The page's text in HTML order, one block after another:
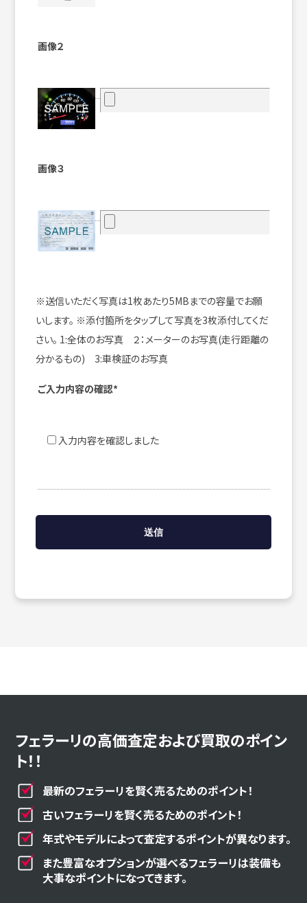
画像２
画像３
※送信いただく写真は1枚あたり5MBまでの容量でお願
いします。 ※添付箇所をタップして写真を3枚添付してくだ
さい。 1:全体のお写真 ２：メーターのお写真(走行距離の
分かるもの) 3:車検証のお写真
ご入力内容の確認*
入力内容を確認しました
フェラーリの高価査定および買取のポイン
ト！！
最新のフェラーリを賢く売るためのポイント！
古いフェラーリを賢く売るためのポイント！
年式やモデルによって査定するポイントが異なります。
また豊富なオプションが選べるフェラーリは装備も
大事なポイントになってきます。